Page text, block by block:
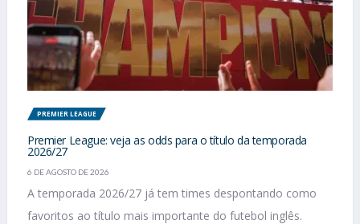
PREMIER LEAGUE
Premier League: veja as odds para o título da temporada
2026/27
6 DE AGOSTO DE 2026
A temporada 2026/27 já tem times despontando como
favoritos ao título mais importante do futebol inglês.